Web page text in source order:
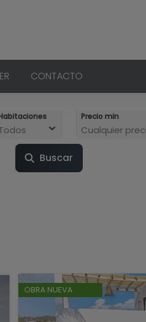
CONTACTO
Todos Cualquier
Precio min
Buscar
OBRA NUEVA